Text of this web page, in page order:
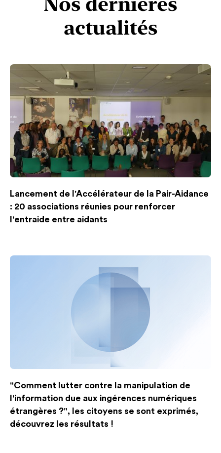
actualités
Lancement de l'Accélérateur de la Pair-Aidance
: 20 associations réunies pour renforcer
l'entraide entre aidants
"Comment lutter contre la manipulation de
l'information due aux ingérences numériques
étrangères ?", les citoyens se sont exprimés,
découvrez les résultats !